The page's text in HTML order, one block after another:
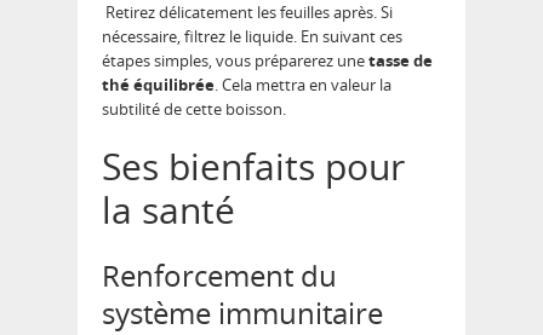
Retirez délicatement les feuilles après. Si
nécessaire, filtrez le liquide. En suivant ces
étapes simples, vous préparerez unetasse de
thé équilibrée. Cela mettra en valeur la
subtilité de cette boisson.
Ses bienfaits pour
la santé
Renforcement du
système immunitaire